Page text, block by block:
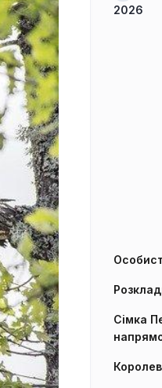
2026
Сімка